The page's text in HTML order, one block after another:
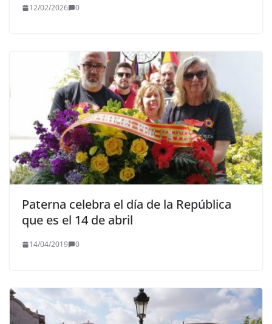
12/02/2026 0
Paterna celebra el día de la República
que es el 14 de abril
14/04/2019 0